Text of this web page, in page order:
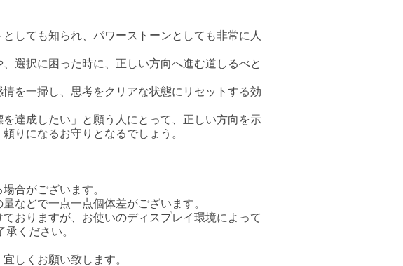
しても知られ、パワーストーンとしても非常に人
選択に困った時に、正しい方向へ進む道しるべと
を一掃し、思考をクリアな状態にリセットする効
達成したい」と願う人にとって、正しい方向を示
りになるお守りとなるでしょう。
合がございます。
などで一点一点個体差がございます。
おりますが、お使いのディスプレイ環境によって
ください。
しくお願い致します。